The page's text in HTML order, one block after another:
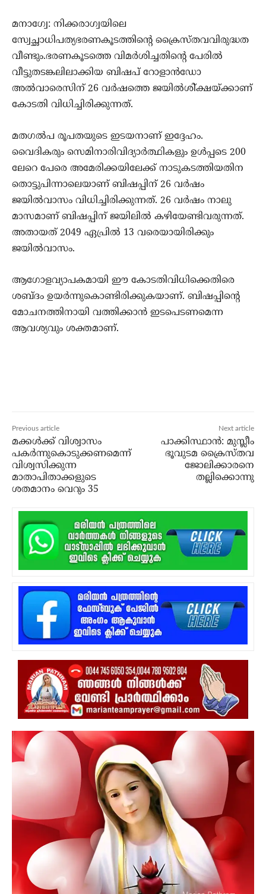
മനാഗ്വേ: നിക്കരാഗ്വയിലെ
സ്വേച്ഛാധിപത്യഭരണകൂടത്തിന്റെ ക്രൈസ്തവവിരുദ്ധത
വീണ്ടും.ഭരണകൂടത്തെ വിമര്‍ശിച്ചതിന്റെ പേരില്‍
വീട്ടുതടങ്കലിലാക്കിയ ബിഷപ് റോളാന്‍ഡോ
അല്‍വാരെസിന് 26 വര്‍ഷത്തെ ജയില്‍ശി്ക്ഷയ്ക്കാണ്
കോടതി വിധിച്ചിരിക്കുന്നത്.
മതഗല്‍പ രൂപതയുടെ ഇടയനാണ് ഇദ്ദേഹം.
വൈദികരും സെമിനാരിവിദ്യാര്‍ത്ഥികളും ഉള്‍പ്പടെ 200
ലേറെ പേരെ അമേരിക്കയിലേക്ക് നാടുകടത്തിയതിന
തൊട്ടുപിന്നാലെയാണ് ബിഷപ്പിന് 26 വര്‍ഷം
ജയില്‍വാസം വിധിച്ചിരിക്കുന്നത്. 26 വര്‍ഷം നാലു
മാസമാണ് ബിഷപ്പിന് ജയിലില്‍ കഴിയേണ്ടിവരുന്നത്.
അതായത് 2049 ഏപ്രില്‍ 13 വരെയായിരിക്കും
ജയില്‍വാസം.
ആഗോളവ്യാപകമായി ഈ കോടതിവിധിക്കെതിരെ
ശബ്ദം ഉയര്‍ന്നുകൊണ്ടിരിക്കുകയാണ്. ബിഷപ്പിന്റെ
മോചനത്തിനായി വത്തിക്കാന്‍ ഇടപെടണമെന്ന
ആവശ്യവും ശക്തമാണ്.
Previous article
മക്കള്‍ക്ക് വിശ്വാസം
പകര്‍ന്നുകൊടുക്കണമെന്ന്
വിശ്വസിക്കുന്ന
മാതാപിതാക്കളുടെ
ശതമാനം വെറും 35
Next article
പാക്കിസ്ഥാന്‍: മുസ്ലീം
ഭൂവുടമ ക്രൈസ്തവ
ജോലിക്കാരനെ
തല്ലിക്കൊന്നു